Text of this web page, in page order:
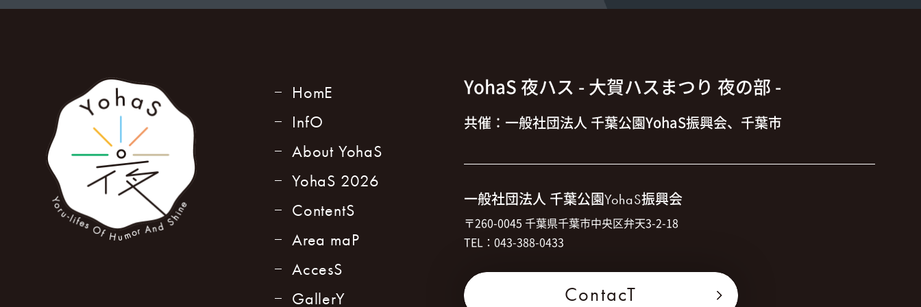
HomE
InfO
About YohaS
YohaS 2026
ContentS
Area maP
AccesS
GallerY
YohaS 夜ハス - 大賀ハスまつり 夜の部 -
共催：一般社団法人 千葉公園YohaS振興会、千葉市
一般社団法人 千葉公園YohaS振興会
〒260-0045 千葉県千葉市中央区弁天3-2-18
TEL：043-388-0433
ContacT